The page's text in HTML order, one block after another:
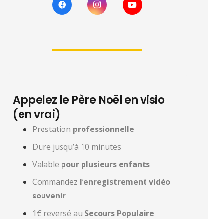
Appelez le Père Noël en visio
(en vrai)
Prestation professionnelle
Dure jusqu’à 10 minutes
Valable pour plusieurs enfants
Commandez l’enregistrement vidéo
souvenir
1€ reversé au Secours Populaire